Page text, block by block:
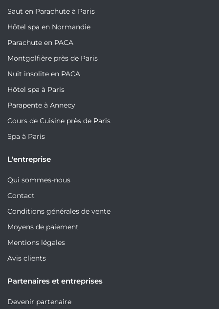
Saut en Parachute à Paris
Hôtel spa en Normandie
Parachute en PACA
Montgolfière près de Paris
Nuit insolite en PACA
Hôtel spa à Paris
Parapente à Annecy
Cours de Cuisine près de Paris
Spa à Paris
L'entreprise
Qui sommes-nous
Contact
Conditions générales de vente
Moyens de paiement
Mentions légales
Avis clients
Partenaires et entreprises
Devenir partenaire